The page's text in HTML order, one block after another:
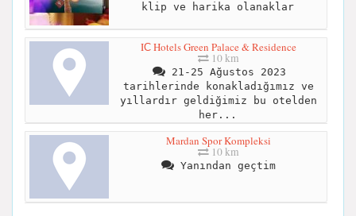
klip ve harika olanaklar
IС Hotels Green Palace & Residence
10 km
21-25 Ağustos 2023
tarihlerinde konakladığımız ve
yıllardır geldiğimiz bu otelden
her...
Mardan Spor Kompleksi
10 km
Yanından geçtim